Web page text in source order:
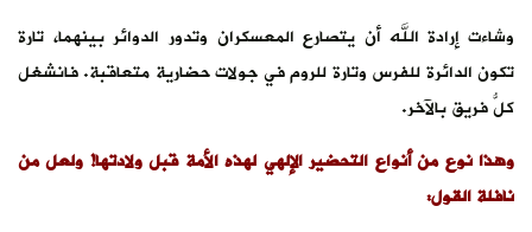
وشاءت إرادة الله أن يتصارع المعسكران وتدور الدوائر بينهما، تارة
تكون الدائرة للفرس وتارة للروم في جولات حضارية متعاقبة. فانشغل
كلُّ فريق بالآخر.
وهذا نوع من أنواع التحضير الإلهي لهذه الأمة قبل ولادتها! ولعل من
نافلة القول: